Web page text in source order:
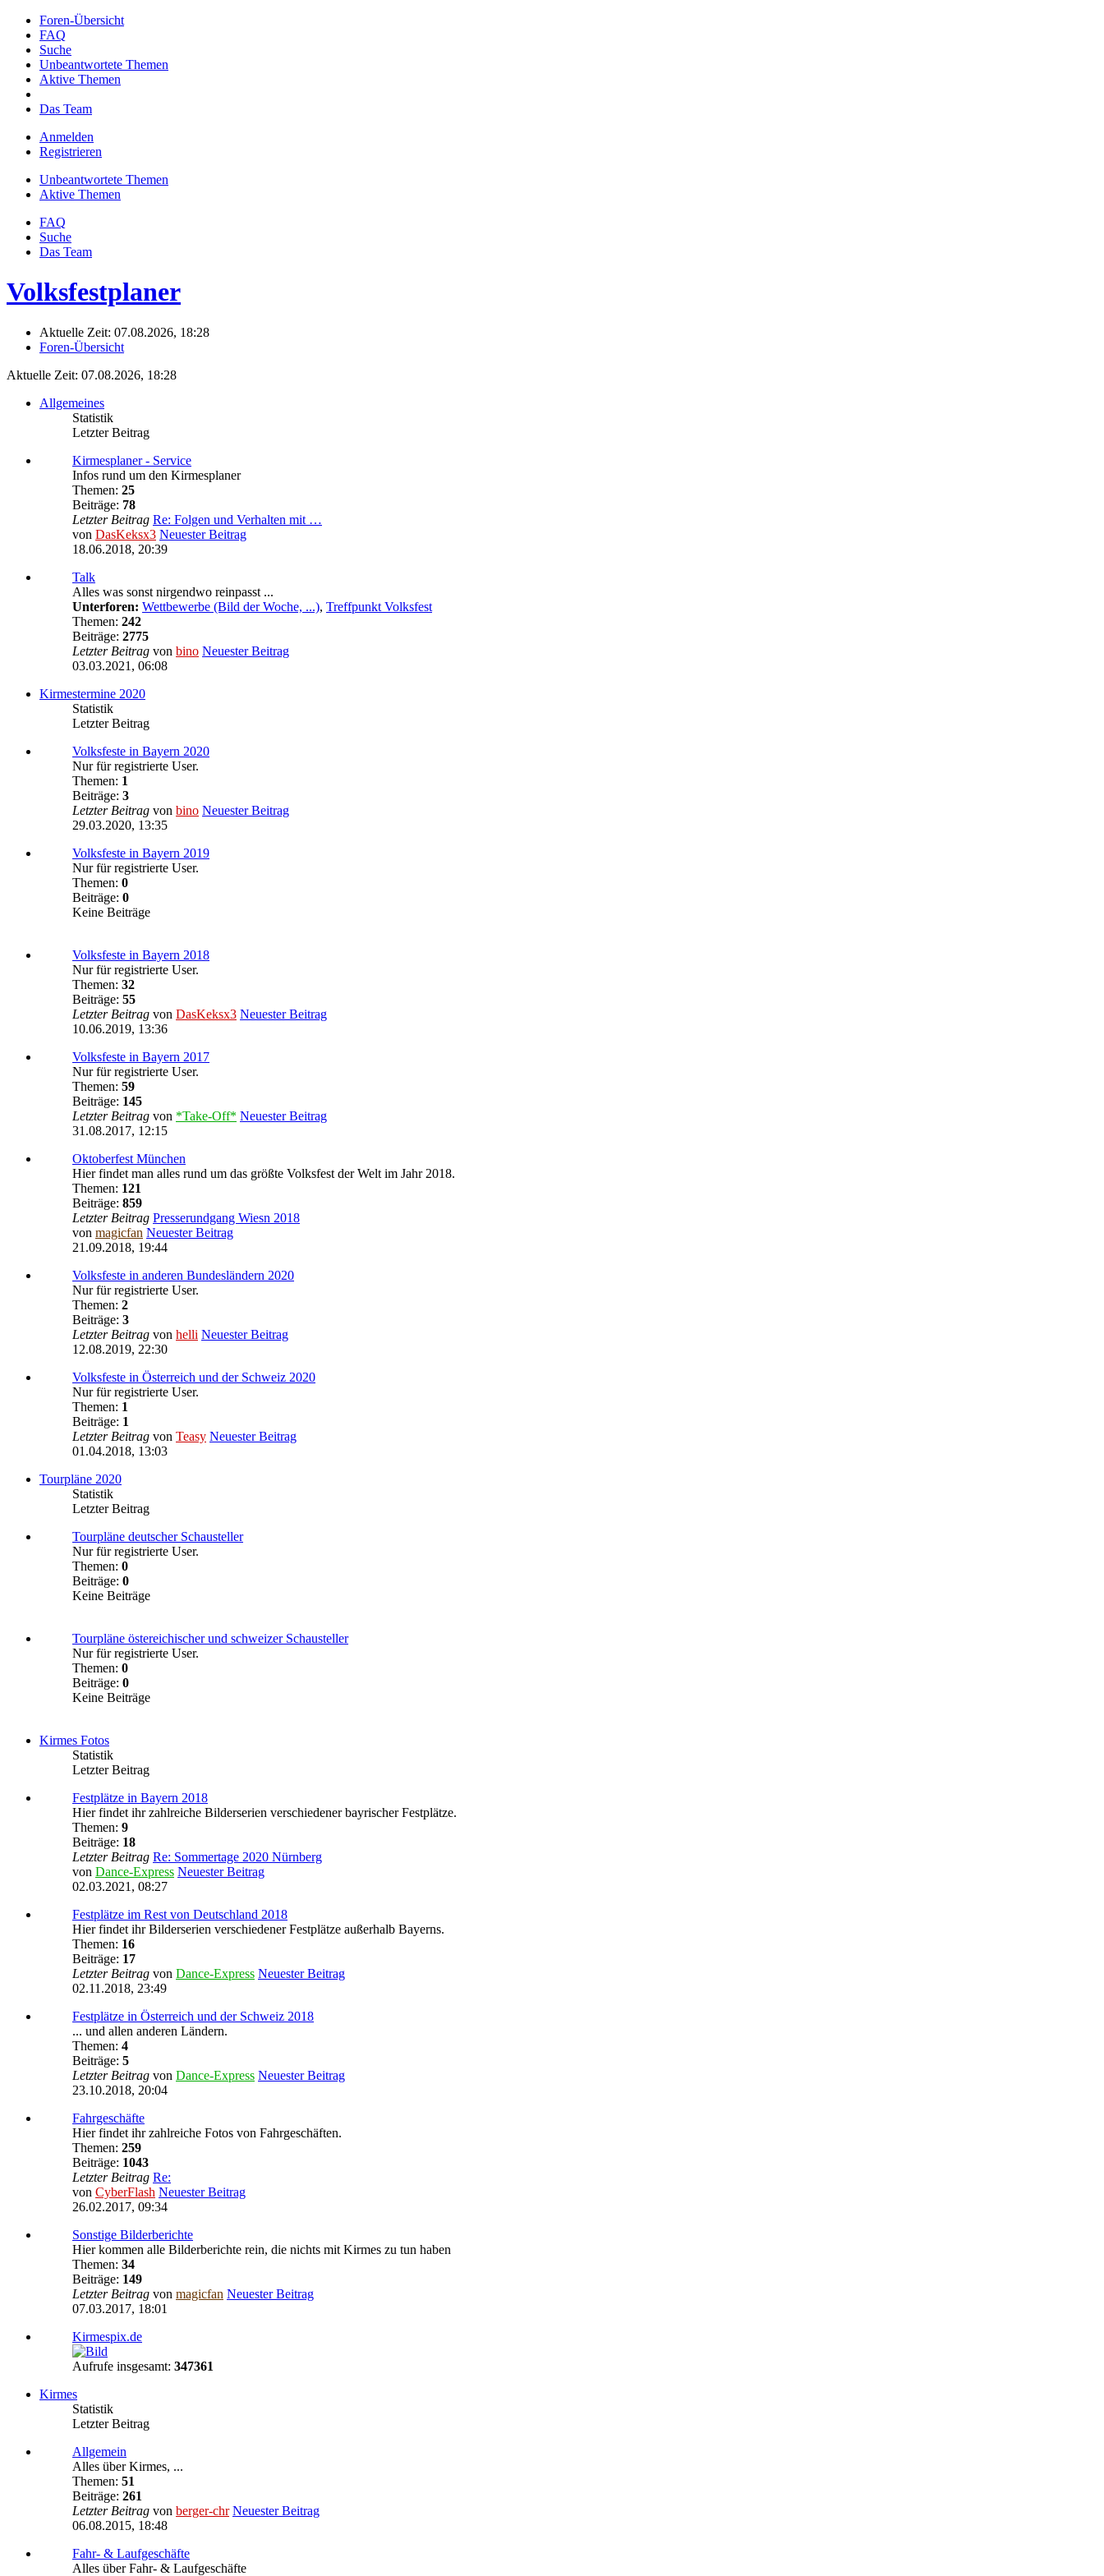
Foren-Übersicht
FAQ
Suche
Unbeantwortete Themen
Aktive Themen
Das Team
Anmelden
Registrieren
Unbeantwortete Themen
Aktive Themen
FAQ
Suche
Das Team
Volksfestplaner
Aktuelle Zeit: 07.08.2026, 18:28
Foren-Übersicht
Aktuelle Zeit: 07.08.2026, 18:28
Allgemeines
Statistik
Letzter Beitrag
Kirmesplaner - Service
Infos rund um den Kirmesplaner
Themen: 25
Beiträge: 78
Letzter Beitrag Re: Folgen und Verhalten mit …
von DasKeksx3 Neuester Beitrag
18.06.2018, 20:39
Talk
Alles was sonst nirgendwo reinpasst ...
Unterforen: Wettbewerbe (Bild der Woche, ...), Treffpunkt Volksfest
Themen: 242
Beiträge: 2775
Letzter Beitrag von bino Neuester Beitrag
03.03.2021, 06:08
Kirmestermine 2020
Statistik
Letzter Beitrag
Volksfeste in Bayern 2020
Nur für registrierte User.
Themen: 1
Beiträge: 3
Letzter Beitrag von bino Neuester Beitrag
29.03.2020, 13:35
Volksfeste in Bayern 2019
Nur für registrierte User.
Themen: 0
Beiträge: 0
Keine Beiträge
Volksfeste in Bayern 2018
Nur für registrierte User.
Themen: 32
Beiträge: 55
Letzter Beitrag von DasKeksx3 Neuester Beitrag
10.06.2019, 13:36
Volksfeste in Bayern 2017
Nur für registrierte User.
Themen: 59
Beiträge: 145
Letzter Beitrag von *Take-Off* Neuester Beitrag
31.08.2017, 12:15
Oktoberfest München
Hier findet man alles rund um das größte Volksfest der Welt im Jahr 2018.
Themen: 121
Beiträge: 859
Letzter Beitrag Presserundgang Wiesn 2018
von magicfan Neuester Beitrag
21.09.2018, 19:44
Volksfeste in anderen Bundesländern 2020
Nur für registrierte User.
Themen: 2
Beiträge: 3
Letzter Beitrag von helli Neuester Beitrag
12.08.2019, 22:30
Volksfeste in Österreich und der Schweiz 2020
Nur für registrierte User.
Themen: 1
Beiträge: 1
Letzter Beitrag von Teasy Neuester Beitrag
01.04.2018, 13:03
Tourpläne 2020
Statistik
Letzter Beitrag
Tourpläne deutscher Schausteller
Nur für registrierte User.
Themen: 0
Beiträge: 0
Keine Beiträge
Tourpläne östereichischer und schweizer Schausteller
Nur für registrierte User.
Themen: 0
Beiträge: 0
Keine Beiträge
Kirmes Fotos
Statistik
Letzter Beitrag
Festplätze in Bayern 2018
Hier findet ihr zahlreiche Bilderserien verschiedener bayrischer Festplätze.
Themen: 9
Beiträge: 18
Letzter Beitrag Re: Sommertage 2020 Nürnberg
von Dance-Express Neuester Beitrag
02.03.2021, 08:27
Festplätze im Rest von Deutschland 2018
Hier findet ihr Bilderserien verschiedener Festplätze außerhalb Bayerns.
Themen: 16
Beiträge: 17
Letzter Beitrag von Dance-Express Neuester Beitrag
02.11.2018, 23:49
Festplätze in Österreich und der Schweiz 2018
... und allen anderen Ländern.
Themen: 4
Beiträge: 5
Letzter Beitrag von Dance-Express Neuester Beitrag
23.10.2018, 20:04
Fahrgeschäfte
Hier findet ihr zahlreiche Fotos von Fahrgeschäften.
Themen: 259
Beiträge: 1043
Letzter Beitrag Re:
von CyberFlash Neuester Beitrag
26.02.2017, 09:34
Sonstige Bilderberichte
Hier kommen alle Bilderberichte rein, die nichts mit Kirmes zu tun haben
Themen: 34
Beiträge: 149
Letzter Beitrag von magicfan Neuester Beitrag
07.03.2017, 18:01
Kirmespix.de
Aufrufe insgesamt: 347361
Kirmes
Statistik
Letzter Beitrag
Allgemein
Alles über Kirmes, ...
Themen: 51
Beiträge: 261
Letzter Beitrag von berger-chr Neuester Beitrag
06.08.2015, 18:48
Fahr- & Laufgeschäfte
Alles über Fahr- & Laufgeschäfte